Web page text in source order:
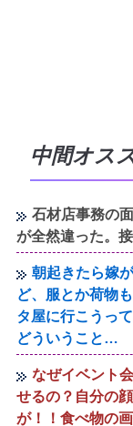
中間オス
石材店事務の
が全然違った。
朝起きたら嫁
ど、服とか荷物
タ屋に行こうっ
どういうこと…
なぜイベント
せるの？自分の
が！！食べ物の